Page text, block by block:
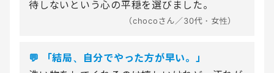
待しないという心の平穏を選びました。
（chocoさん／30代・女性）
💬 「結局、自分でやった方が早い。」